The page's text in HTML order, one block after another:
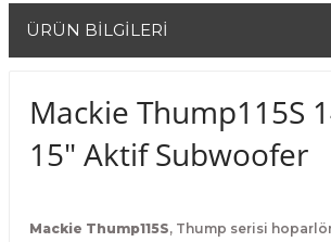
ÜRÜN BİLGİLERİ
Mackie Thump115S
15" Aktif Subwoofer
Mackie Thump115S, Thump serisi